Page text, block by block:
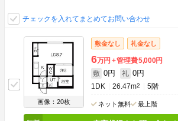
チェックを入れてまとめてお問い合わせ
画像：20枚
敷金なし 礼金なし
6万円 管理費5,000円
敷 0円 礼 0円
1DK 26.47m2 5階
ネット無料 最上階